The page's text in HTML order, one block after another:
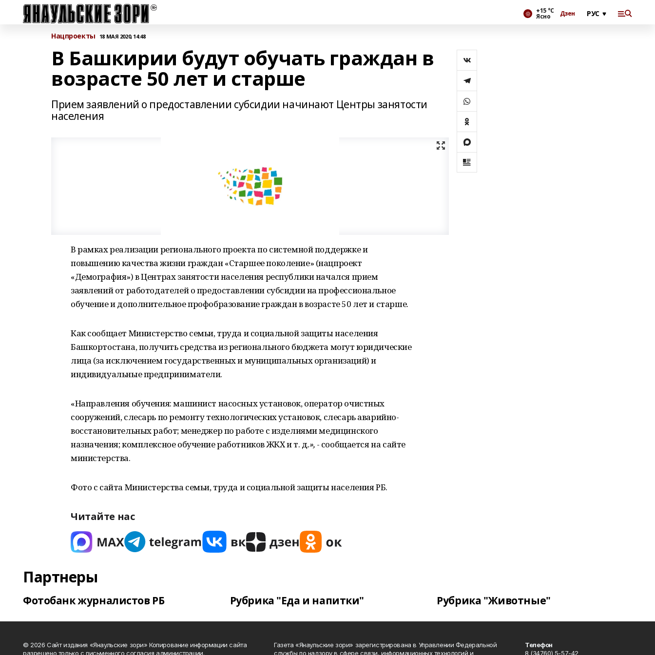
+15 °С
Ясно Дзен
Нацпроекты 18 МАЯ 2020, 14:48
В Башкирии будут обучать граждан в
возрасте 50 лет и старше
Прием заявлений о предоставлении субсидии начинают Центры занятости
населения
В рамках реализации регионального проекта по системной поддержке и
повышению качества жизни граждан «Старшее поколение» (нацпроект
«Демография») в Центрах занятости населения республики начался прием
заявлений от работодателей о предоставлении субсидии на профессиональное
обучение и дополнительное профобразование граждан в возрасте 50 лет и старше.
Как сообщает Министерство семьи, труда и социальной защиты населения
Башкортостана, получить средства из регионального бюджета могут юридические
лица (за исключением государственных и муниципальных организаций) и
индивидуальные предприниматели.
«Направления обучения: машинист насосных установок, оператор очистных
сооружений, слесарь по ремонту технологических установок, слесарь аварийно-
восстановительных работ; менеджер по работе с изделиями медицинского
назначения; комплексное обучение работников ЖКХ и т. д.», - сообщается на сайте
министерства.
Фото с сайта Министерства семьи, труда и социальной защиты населения РБ.
Читайте нас
Партнеры
Фотобанк журналистов РБ Рубрика "Еда и напитки" Рубрика "Животные"
© 2026 Сайт издания «Янаульские зори» Копирование информации сайта
разрешено только с письменного согласия администрации.
Газета «Янаульские зори» зарегистрирована в Управлении Федеральной
службы по надзору в сфере связи, информационных технологий и
Телефон
8 (34760) 5-57-42